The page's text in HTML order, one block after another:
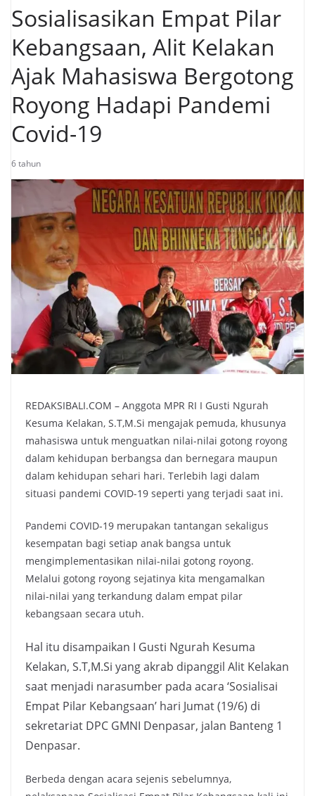
Sosialisasikan Empat Pilar
Kebangsaan, Alit Kelakan
Ajak Mahasiswa Bergotong
Royong Hadapi Pandemi
Covid-19
6 tahun
REDAKSIBALI.COM – Anggota MPR RI I Gusti Ngurah
Kesuma Kelakan, S.T,M.Si mengajak pemuda, khusunya
mahasiswa untuk menguatkan nilai-nilai gotong royong
dalam kehidupan berbangsa dan bernegara maupun
dalam kehidupan sehari hari. Terlebih lagi dalam
situasi pandemi COVID-19 seperti yang terjadi saat ini.
Pandemi COVID-19 merupakan tantangan sekaligus
kesempatan bagi setiap anak bangsa untuk
mengimplementasikan nilai-nilai gotong royong.
Melalui gotong royong sejatinya kita mengamalkan
nilai-nilai yang terkandung dalam empat pilar
kebangsaan secara utuh.
Hal itu disampaikan I Gusti Ngurah Kesuma
Kelakan, S.T,M.Si yang akrab dipanggil Alit Kelakan
saat menjadi narasumber pada acara ‘Sosialisai
Empat Pilar Kebangsaan’ hari Jumat (19/6) di
sekretariat DPC GMNI Denpasar, jalan Banteng 1
Denpasar.
Berbeda dengan acara sejenis sebelumnya,